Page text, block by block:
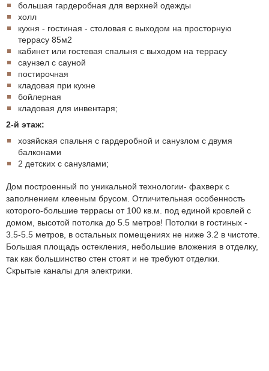
большая гардеробная для верхней одежды
холл
кухня - гостиная - столовая с выходом на просторную
террасу 85м2
кабинет или гостевая спальня с выходом на террасу
саунзел с сауной
постирочная
кладовая при кухне
бойлерная
кладовая для инвентаря;
2-й этаж:
хозяйская спальня с гардеробной и санузлом с двумя
балконами
2 детских с санузлами;
Дом построенный по уникальной технологии- фахверк с
заполнением клееным брусом. Отличительная особенность
которого-большие террасы от 100 кв.м. под единой кровлей с
домом, высотой потолка до 5.5 метров! Потолки в гостиных -
3.5-5.5 метров, в остальных помещениях не ниже 3.2 в чистоте.
Большая площадь остекления, небольшие вложения в отделку,
так как большинство стен стоят и не требуют отделки.
Скрытые каналы для электрики.